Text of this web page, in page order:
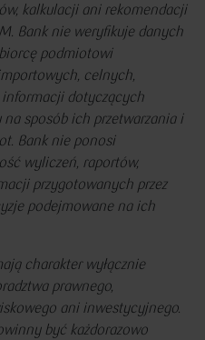
kalkulacji ani rekomendacji
Bank nie weryfikuje danych
podmiotowi
celnych,
dotyczących
sposób ich przetwarzania i
Bank nie ponosi
wyliczeń, raportów,
przygotowanych przez
podejmowane na ich
charakter wyłącznie
prawnego,
ani inwestycyjnego.
być każdorazowo